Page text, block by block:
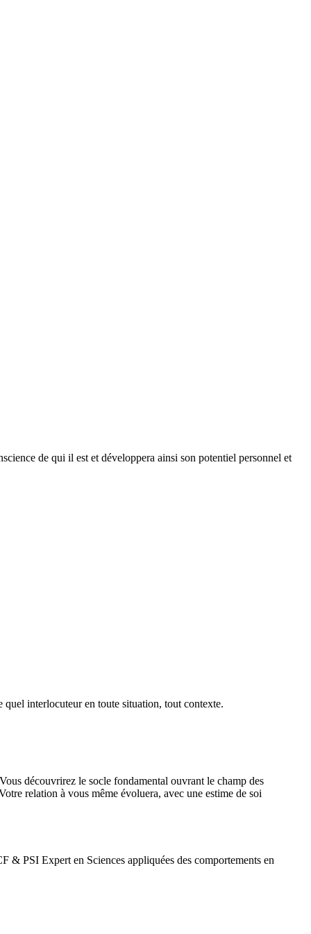
de qui il est et développera ainsi son potentiel personnel et
quel interlocuteur en toute situation, tout contexte.
découvrirez le socle fondamental ouvrant le champ des
relation à vous même évoluera, avec une estime de soi
PSI Expert en Sciences appliquées des comportements en